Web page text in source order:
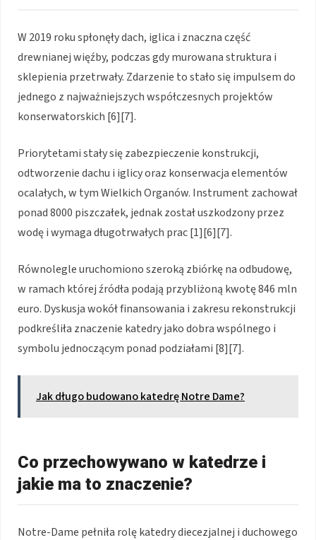
W 2019 roku spłonęły dach, iglica i znaczna część
drewnianej więźby, podczas gdy murowana struktura i
sklepienia przetrwały. Zdarzenie to stało się impulsem do
jednego z najważniejszych współczesnych projektów
konserwatorskich [6][7].
Priorytetami stały się zabezpieczenie konstrukcji,
odtworzenie dachu i iglicy oraz konserwacja elementów
ocalałych, w tym Wielkich Organów. Instrument zachował
ponad 8000 piszczałek, jednak został uszkodzony przez
wodę i wymaga długotrwałych prac [1][6][7].
Równolegle uruchomiono szeroką zbiórkę na odbudowę,
w ramach której źródła podają przybliżoną kwotę 846 mln
euro. Dyskusja wokół finansowania i zakresu rekonstrukcji
podkreśliła znaczenie katedry jako dobra wspólnego i
symbolu jednoczącym ponad podziałami [8][7].
Jak długo budowano katedrę Notre Dame?
Co przechowywano w katedrze i
jakie ma to znaczenie?
Notre-Dame pełniła rolę katedry diecezjalnej i duchowego